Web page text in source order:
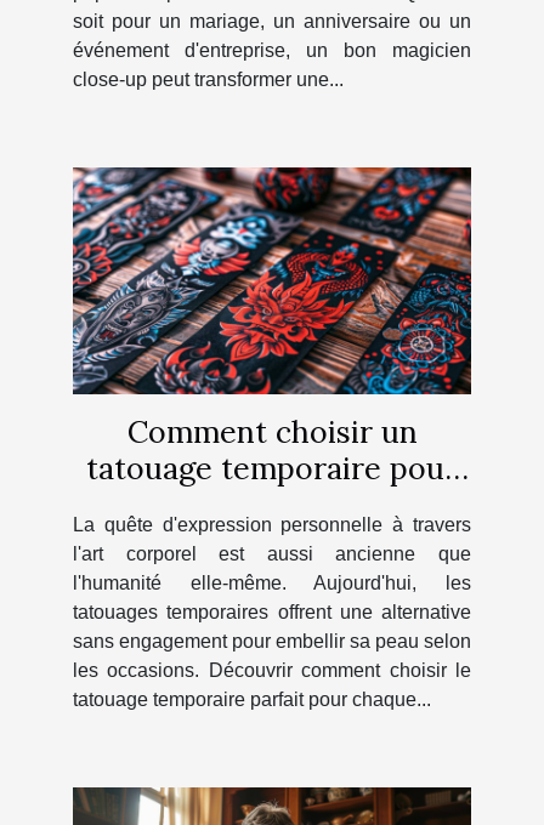
soit pour un mariage, un anniversaire ou un
événement d'entreprise, un bon magicien
close-up peut transformer une...
Comment choisir un
tatouage temporaire pour
La quête d'expression personnelle à travers
l'art corporel est aussi ancienne que
l'humanité elle-même. Aujourd'hui, les
tatouages temporaires offrent une alternative
sans engagement pour embellir sa peau selon
les occasions. Découvrir comment choisir le
tatouage temporaire parfait pour chaque...